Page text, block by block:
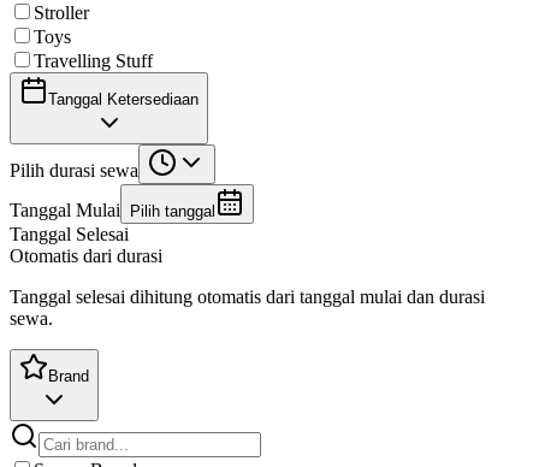
Stroller
Toys
Travelling Stuff
Tanggal Ketersediaan
Pilih durasi sewa
Tanggal Mulai
Pilih tanggal
Tanggal Selesai
Otomatis dari durasi
Tanggal selesai dihitung otomatis dari tanggal mulai dan durasi
sewa.
Brand